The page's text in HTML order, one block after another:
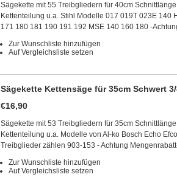
Sägekette mit 55 Treibgliedern für 40cm
Kettenteilung u.a. Stihl Modelle 017 019T 023E 140
171 180 181 190 191 192 MSE 140 160 180 -
Zur Wunschliste hinzufügen
Auf Vergleichsliste setzen
Sägekette Kettensäge für 35cm Schwert
€16,90
Sägekette mit 53 Treibgliedern für 35cm
Kettenteilung u.a. Modelle von Al-ko Bosch Echo
Treibglieder zählen 903-153 - Achtung
Zur Wunschliste hinzufügen
Auf Vergleichsliste setzen